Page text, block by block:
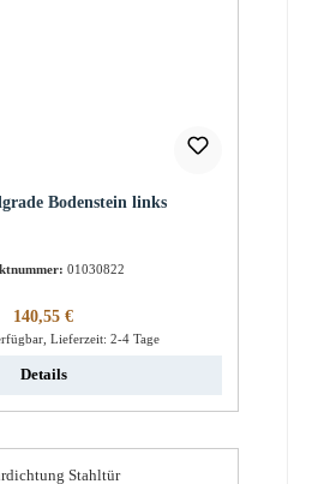
Bodenstein links
01030822
Regulärer Preis:
140,55 €
Lieferzeit: 2-4 Tage
Details